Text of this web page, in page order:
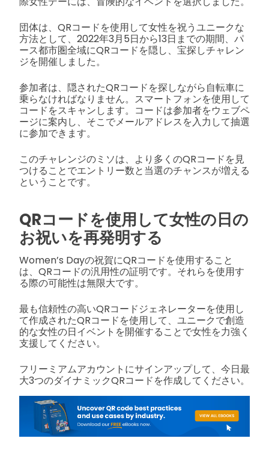
団体は、QRコードを使用して女性を祝うユニークな
方法として、2022年3月5日から13日までの期間、パ
ース都市圏全域にQRコードを隠し、宝探しチャレン
ジを開催しました。
参加者は、隠されたQRコードを探しながら自転車に
乗らなければなりません。スマートフォンを使用して
コードをスキャンします。コードは参加者をウェブペ
ージに案内し、そこでメールアドレスを入力して抽選
に参加できます。
このチャレンジのミソは、より多くのQRコードを見
つけることでエントリー数と当選のチャンスが増える
ということです。
QRコードを使用して女性の日の
お祝いを再発明する
Women’s Dayの祝賀にQRコードを使用すること
は、QRコードの汎用性の証明です。それらを使用す
る際の可能性は無限大です。
最も信頼性の高いQRコードジェネレーターを使用し
て作成されたQRコードを使用して、ユニークで創造
的な女性の日イベントを開催することで女性を力強く
支援してください。
フリーミアムアカウントにサインアップして、今日最
大3つのダイナミックQRコードを作成してください。